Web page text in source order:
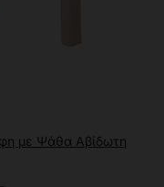
με Ψάθα Αβίδωτη